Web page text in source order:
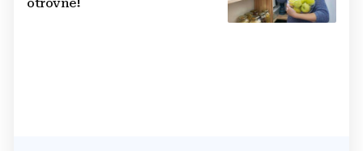
otrovne!